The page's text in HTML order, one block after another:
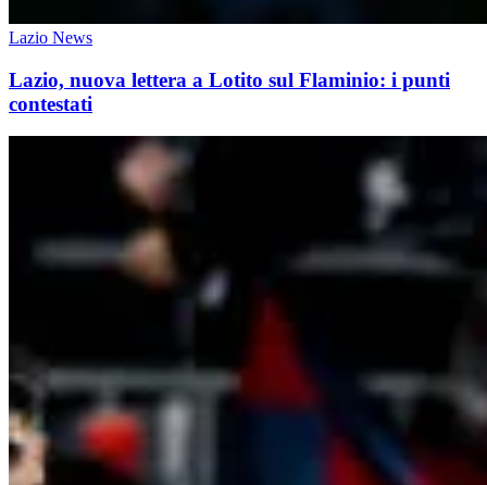
Lazio News
Lazio, nuova lettera a Lotito sul Flaminio: i punti
contestati